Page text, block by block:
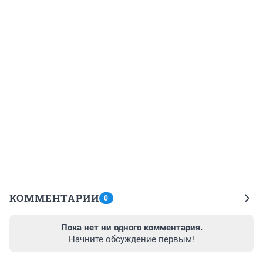
КОММЕНТАРИИ 0
Пока нет ни одного комментария.
Начните обсуждение первым!